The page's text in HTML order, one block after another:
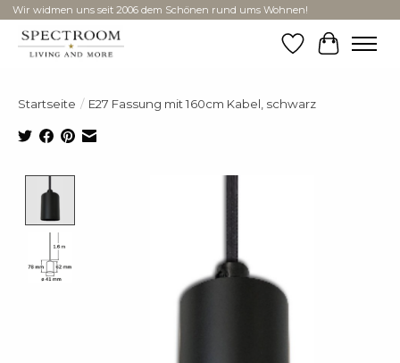
Wir widmen uns seit 2006 dem Schönen rund ums Wohnen!
Wunschzettel
Ihr
Startseite / E27 Fassung mit 160cm Kabel, schwarz